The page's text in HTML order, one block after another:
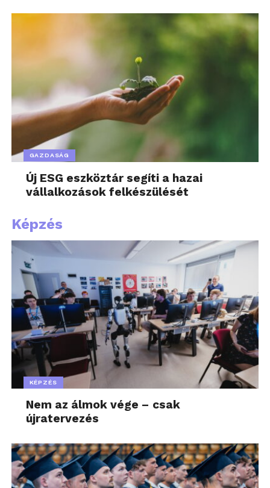
GAZDASÁG
Új ESG eszköztár segíti a hazai
vállalkozások felkészülését
Képzés
KÉPZÉS
Nem az álmok vége – csak
újratervezés